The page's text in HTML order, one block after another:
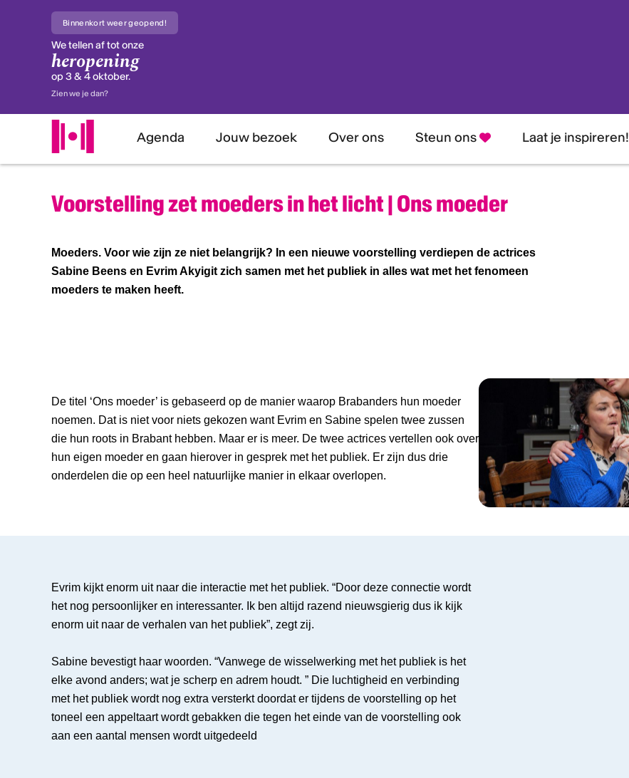
Binnenkort weer geopend!
We tellen af tot onze
heropening
op 3 & 4 oktober.
Zien we je dan?
Agenda Jouw bezoek Over ons Steun ons Laat je inspireren!
Voorstelling zet moeders in het licht | Ons moeder
Moeders. Voor wie zijn ze niet belangrijk? In een nieuwe voorstelling verdiepen de actrices
Sabine Beens en Evrim Akyigit zich samen met het publiek in alles wat met het fenomeen
moeders te maken heeft.
De titel ‘Ons moeder’ is gebaseerd op de manier waarop Brabanders hun moeder
noemen. Dat is niet voor niets gekozen want Evrim en Sabine spelen twee zussen
die hun roots in Brabant hebben. Maar er is meer. De twee actrices vertellen ook over
hun eigen moeder en gaan hierover in gesprek met het publiek. Er zijn dus drie
onderdelen die op een heel natuurlijke manier in elkaar overlopen.
Evrim kijkt enorm uit naar die interactie met het publiek. “Door deze connectie wordt
het nog persoonlijker en interessanter. Ik ben altijd razend nieuwsgierig dus ik kijk
enorm uit naar de verhalen van het publiek”, zegt zij.
Sabine bevestigt haar woorden. “Vanwege de wisselwerking met het publiek is het
elke avond anders; wat je scherp en adrem houdt. ” Die luchtigheid en verbinding
met het publiek wordt nog extra versterkt doordat er tijdens de voorstelling op het
toneel een appeltaart wordt gebakken die tegen het einde van de voorstelling ook
aan een aantal mensen wordt uitgedeeld